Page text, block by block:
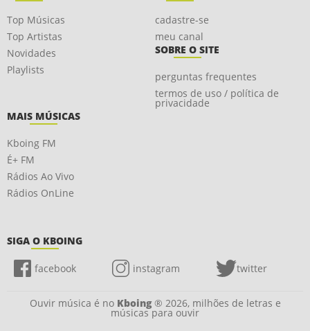
Top Músicas
Top Artistas
Novidades
Playlists
cadastre-se
meu canal
SOBRE O SITE
perguntas frequentes
termos de uso / política de
privacidade
MAIS MÚSICAS
Kboing FM
É+ FM
Rádios Ao Vivo
Rádios OnLine
SIGA O KBOING
facebook instagram twitter
Ouvir música é no Kboing® 2026, milhões de letras e
músicas para ouvir